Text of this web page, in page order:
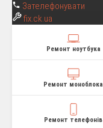
Зателефонувати
fix.ck.ua
Ремонт ноутбука
Ремонт моноблока
Ремонт телефонів